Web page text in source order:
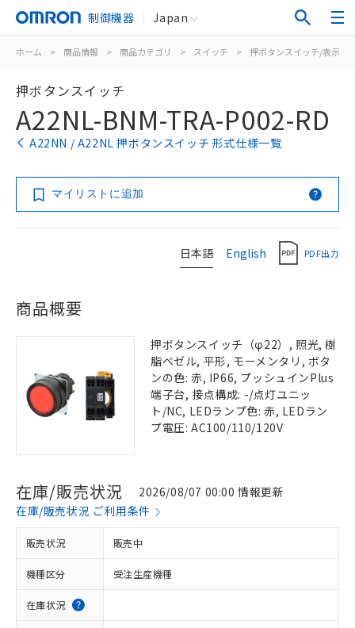
制御機器 Japan
ホーム > 商品情報 > 商品カテゴリ > スイッチ > 押ボタンスイッチ/表示灯
押ボタンスイッチ
A22NL-BNM-TRA-P002-RD
A22NN / A22NL 押ボタンスイッチ 形式仕様一覧
マイリストに追加
日本語 English PDF出力
商品概要
押ボタンスイッチ（φ22）, 照光, 樹
脂ベゼル, 平形, モーメンタリ, ボタ
ンの色: 赤, IP66, プッシュインPlus
端子台, 接点構成: -/点灯ユニッ
ト/NC, LEDランプ色: 赤, LEDラン
プ電圧: AC100/110/120V
在庫/販売状況
2026/08/07 00:00 情報更新
在庫/販売状況 ご利用条件
販売状況 販売中
機種区分 受注生産機種
在庫状況